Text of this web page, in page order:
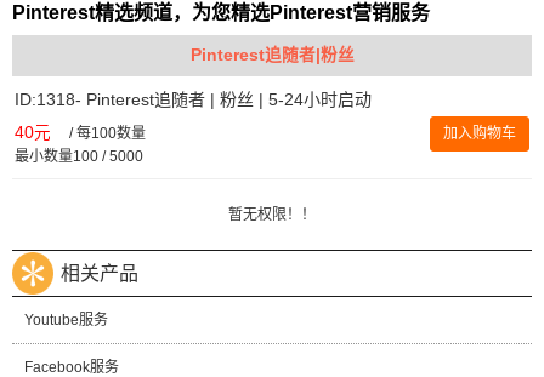
Pinterest精选频道，为您精选Pinterest营销服务
Pinterest追随者|粉丝
ID:1318- Pinterest追随者 | 粉丝 | 5-24小时启动
40元 /每100数量
最小数量100 / 5000
加入购物车
暂无权限！！
相关产品
Youtube服务
Facebook服务